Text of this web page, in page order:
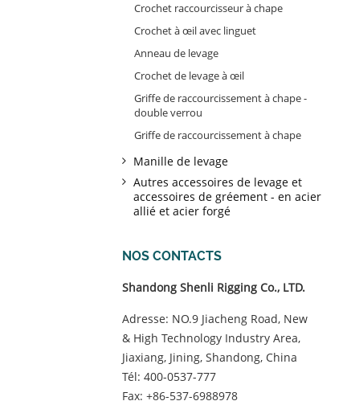
Crochet raccourcisseur à chape
Crochet à œil avec linguet
Anneau de levage
Crochet de levage à œil
Griffe de raccourcissement à chape -
double verrou
Griffe de raccourcissement à chape
Manille de levage
Autres accessoires de levage et
accessoires de gréement - en acier
allié et acier forgé
NOS CONTACTS
Shandong Shenli Rigging Co., LTD.
Adresse: NO.9 Jiacheng Road, New
& High Technology Industry Area,
Jiaxiang, Jining, Shandong, China
Tél: 400-0537-777
Fax: +86-537-6988978